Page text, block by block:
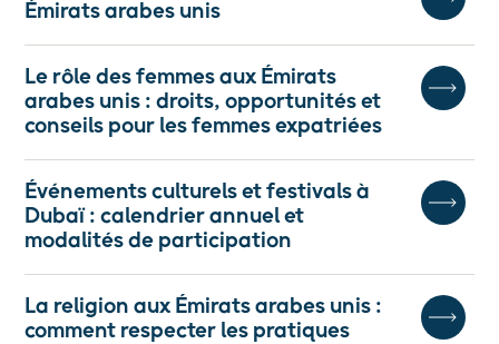
Émirats arabes unis
Le rôle des femmes aux Émirats
arabes unis : droits, opportunités et
conseils pour les femmes expatriées
Événements culturels et festivals à
Dubaï : calendrier annuel et
modalités de participation
La religion aux Émirats arabes unis :
comment respecter les pratiques